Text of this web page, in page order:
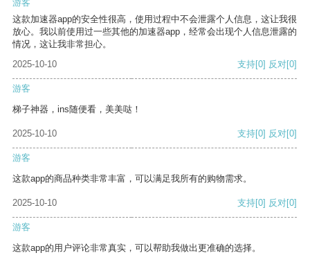
游客
这款加速器app的安全性很高，使用过程中不会泄露个人信息，这让我很
放心。我以前使用过一些其他的加速器app，经常会出现个人信息泄露的
情况，这让我非常担心。
2025-10-10
支持[0] 反对[0]
游客
梯子神器，ins随便看，美美哒！
2025-10-10 支持[0] 反对[0]
游客
这款app的商品种类非常丰富，可以满足我所有的购物需求。
2025-10-10 支持[0] 反对[0]
游客
这款app的用户评论非常真实，可以帮助我做出更准确的选择。